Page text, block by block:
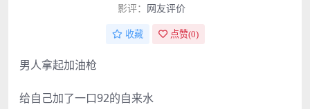
影评： 网友评价
收藏 点赞(0)
男人拿起加油枪
给自己加了一口92的自来水